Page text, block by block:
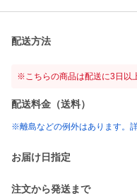
配送方法
※こちらの商品は配送に3日以
配送料金（送料）
※離島などの例外はあります。
お届け日指定
注文から発送まで